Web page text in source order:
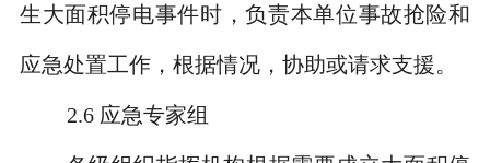
生大面积停电事件时，负责本单位事故抢险和
应急处置工作，根据情况，协助或请求支援。
2.6 应急专家组